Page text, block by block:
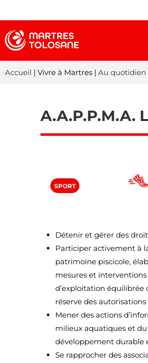
Accueil | Vivre à Martres | Au quotidien
A.A.P.P.M.A.
SPORT
Détenir et gérer des
Participer activement à
patrimoine piscicole,
mesures et
d’exploitation équilibrée
réserve des
Mener des actions
milieux aquatiques et
développement durable
Se rapprocher des